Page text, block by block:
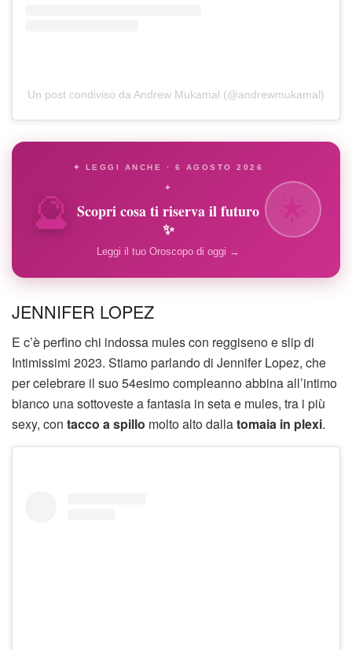
Un post condiviso da Andrew Mukamal (@andrewmukamal)
🔮
✦ LEGGI ANCHE · 6 AGOSTO 2026
✦
Scopri cosa ti riserva il futuro
✨
Leggi il tuo Oroscopo di oggi →
JENNIFER LOPEZ
E c’è perfino chi indossa mules con reggiseno e slip di
Intimissimi 2023. Stiamo parlando di Jennifer Lopez, che
per celebrare il suo 54esimo compleanno abbina all’intimo
bianco una sottoveste a fantasia in seta e mules, tra i più
sexy, con tacco a spillo molto alto dallatomaia in plexi.